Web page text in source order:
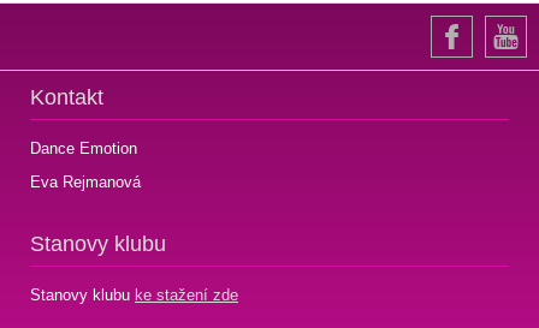
Kontakt
Dance Emotion
Eva Rejmanová
Stanovy klubu
Stanovy klubu ke stažení zde